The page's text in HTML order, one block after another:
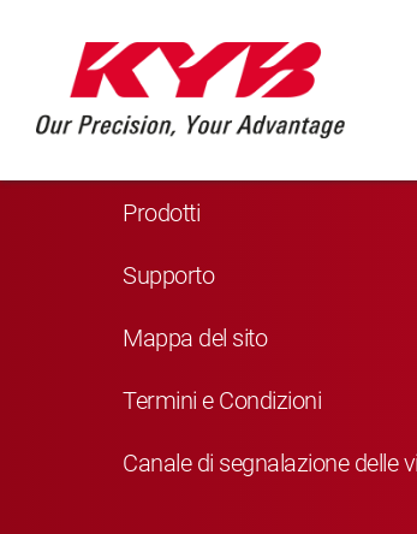
Navigazione
Prodotti
Supporto
Mappa del sito
Termini e Condizioni
Canale di segnalazione delle